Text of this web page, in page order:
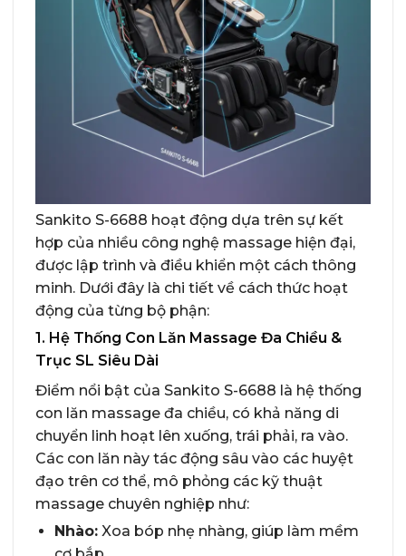
Sankito S-6688 hoạt động dựa trên sự kết
hợp của nhiều công nghệ massage hiện đại,
được lập trình và điều khiển một cách thông
minh. Dưới đây là chi tiết về cách thức hoạt
động của từng bộ phận:
1. Hệ Thống Con Lăn Massage Đa Chiều &
Trục SL Siêu Dài
Điểm nổi bật của Sankito S-6688 là hệ thống
con lăn massage đa chiều, có khả năng di
chuyển linh hoạt lên xuống, trái phải, ra vào.
Các con lăn này tác động sâu vào các huyệt
đạo trên cơ thể, mô phỏng các kỹ thuật
massage chuyên nghiệp như:
Nhào:Xoa bóp nhẹ nhàng, giúp làm mềm